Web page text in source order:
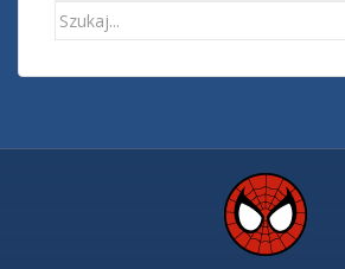
Search